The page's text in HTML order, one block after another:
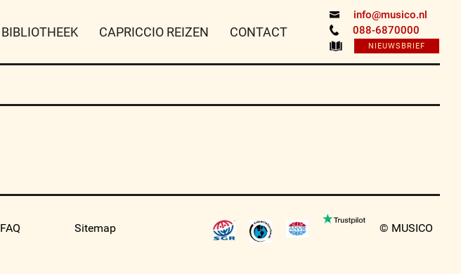
info@musico.nl
088-6870000
NIEUWSBRIEF
BIBLIOTHEEK CAPRICCIO REIZEN CONTACT
FAQ Sitemap © MUSICO